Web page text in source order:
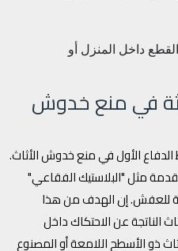
داخل المنزل أو
في منع خدوش
الأول في منع خدوش الأثاث.
مثل "البلاستيك الفقاعي"
للعفش. إن الهدف من هذا
الناتجة عن الاحتكاك داخل
ذو الأسطح اللامعة أو المصنوع